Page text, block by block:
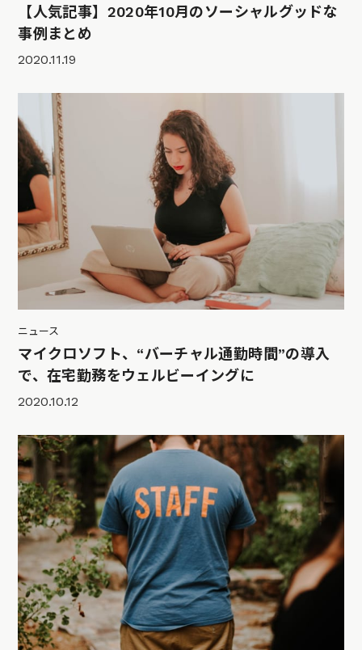
【人気記事】2020年10月のソーシャルグッドな
事例まとめ
2020.11.19
ニュース
マイクロソフト、“バーチャル通勤時間”の導入
で、在宅勤務をウェルビーイングに
2020.10.12